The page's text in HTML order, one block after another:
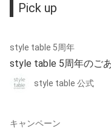
Pick up
style table 5周年
style table 5周年のご
style table 公式
キャンペーン